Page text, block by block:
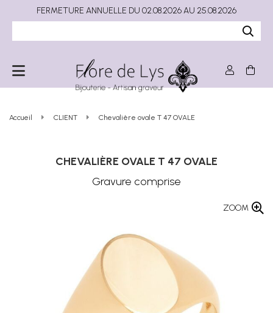
Accueil CLIENT Chevalière ovale T 47 OVALE
CHEVALIÈRE OVALE T 47 OVALE
Gravure comprise
ZOOM
FERMETURE ANNUELLE DU 02.08.2026 AU 25.08.2026